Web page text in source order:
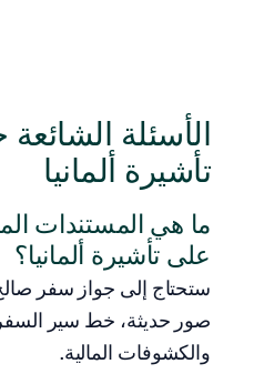
الأسئلة
تأشيرة ألمانيا
ما هي المستندات
على تأشيرة ألمانيا؟
ستحتاج إلى جواز سفر
صور حديثة، خط سير السفر،
والكشوفات المالية.